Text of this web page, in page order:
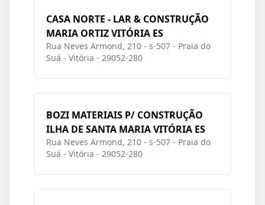
CASA NORTE - LAR & CONSTRUÇÃO
MARIA ORTIZ VITÓRIA ES
Rua Neves Armond, 210 - s-507 - Praia do
Suá - Vitória - 29052-280
BOZI MATERIAIS P/ CONSTRUÇÃO
ILHA DE SANTA MARIA VITÓRIA ES
Rua Neves Armond, 210 - s-507 - Praia do
Suá - Vitória - 29052-280